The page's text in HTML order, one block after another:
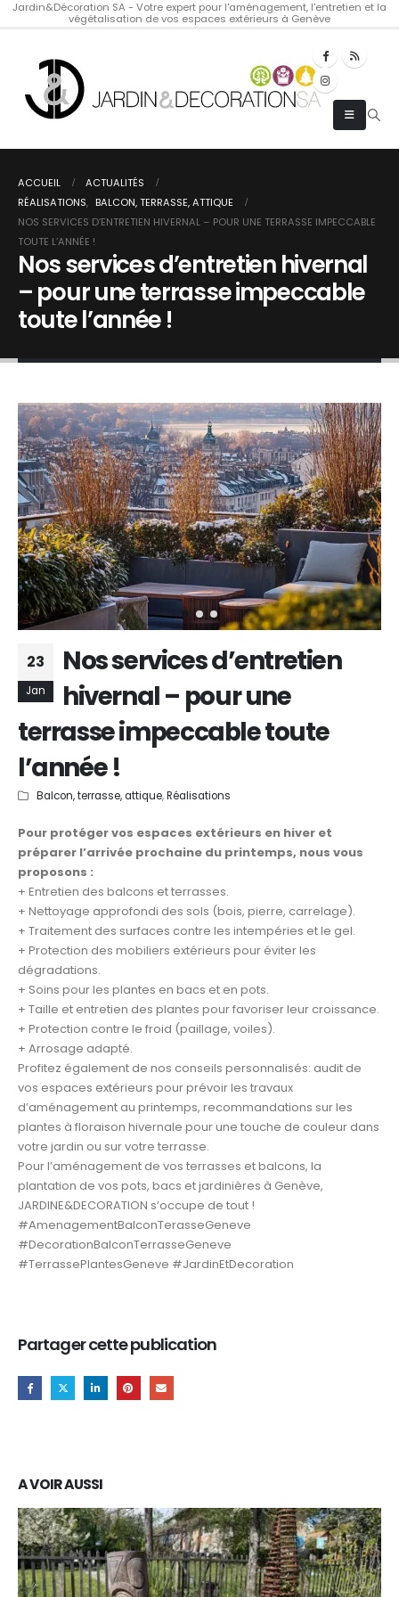
Jardin&Décoration SA - Votre expert pour l'aménagement, l'entretien et la
végétalisation de vos espaces extérieurs à Genève
ACCUEIL
ACTUALITÉS
RÉALISATIONS, BALCON, TERRASSE, ATTIQUE
NOS SERVICES D’ENTRETIEN HIVERNAL – POUR UNE TERRASSE IMPECCABLE
TOUTE L’ANNÉE !
Nos services d’entretien hivernal
– pour une terrasse impeccable
toute l’année !
23
Jan
Nos services d’entretien
hivernal – pour une
terrasse impeccable toute
l’année !
Balcon, terrasse, attique,Réalisations
Pour protéger vos espaces extérieurs en hiver et
préparer l’arrivée prochaine du printemps, nous vous
proposons :
+ Entretien des balcons et terrasses.
+ Nettoyage approfondi des sols (bois, pierre, carrelage).
+ Traitement des surfaces contre les intempéries et le gel.
+ Protection des mobiliers extérieurs pour éviter les
dégradations.
+ Soins pour les plantes en bacs et en pots.
+ Taille et entretien des plantes pour favoriser leur croissance.
+ Protection contre le froid (paillage, voiles).
+ Arrosage adapté.
Profitez également de nos conseils personnalisés: audit de
vos espaces extérieurs pour prévoir les travaux
d’aménagement au printemps, recommandations sur les
plantes à floraison hivernale pour une touche de couleur dans
votre jardin ou sur votre terrasse.
Pour l’aménagement de vos terrasses et balcons, la
plantation de vos pots, bacs et jardinières à Genève,
JARDINE&DECORATION s’occupe de tout !
#AmenagementBalconTerasseGeneve
#DecorationBalconTerrasseGeneve
#TerrassePlantesGeneve #JardinEtDecoration
Partager cette publication
A VOIR AUSSI